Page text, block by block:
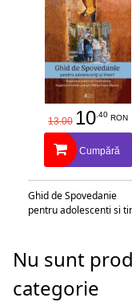
13.00 10.40 RON
Cumpără
Ghid de Spovedanie
pentru adolescenti si
Nu sunt
categorie